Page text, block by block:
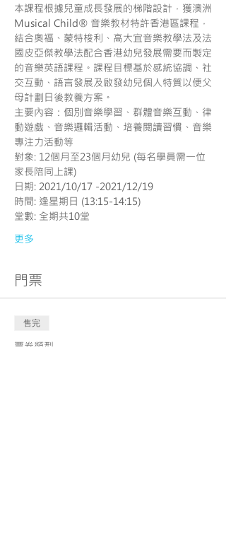
​本課程根據兒童成長發展的梯階設計，獲澳洲
Musical Child® 音樂教材特許香港區課程，
結合奧福、蒙特梭利、高大宜音樂教學法及法
國皮亞傑教學法配合香港幼兒發展需要而製定
的音樂英語課程。課程目標基於感統協調、社
交互動、語言發展及啟發幼兒個人特質以便父
母計劃日後教養方案。
主要內容：個別音樂學習、群體音樂互動、律
動遊戲、音樂邏輯活動、培養閱讀習慣、音樂
專注力活動等
對象: 12個月至23個月幼兒 (每名學員需一位
家長陪同上課)
日期: 2021/10/17 -2021/12/19
時間: 逢星期日 (13:15-14:15)
堂數: 全期共10堂
更多
門票
售完
票券類型